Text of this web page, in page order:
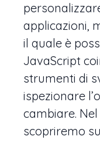
applicazioni,
il quale è
JavaScript
strumenti di
ispezionare
cambiare.
scopriremo